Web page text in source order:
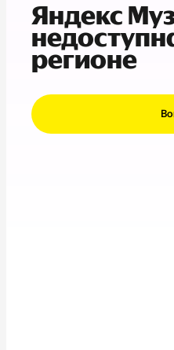
Яндекс
регионе